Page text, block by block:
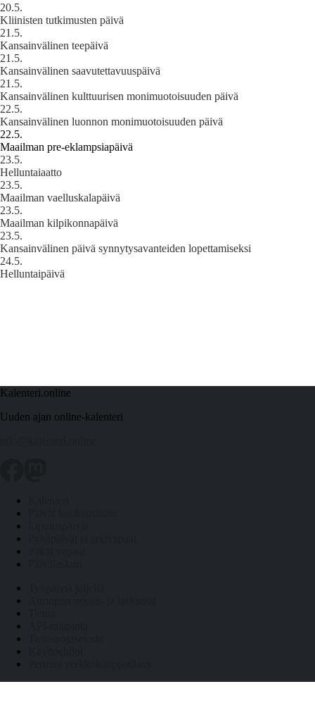
20.5.
Kliinisten tutkimusten päivä
21.5.
Kansainvälinen teepäivä
21.5.
Kansainvälinen saavutettavuuspäivä
21.5.
Kansainvälinen kulttuurisen monimuotoisuuden päivä
22.5.
Kansainvälinen luonnon monimuotoisuuden päivä
22.5.
Maailman pre-eklampsiapäivä
23.5.
Helluntaiaatto
23.5.
Maailman vaelluskalapäivä
23.5.
Maailman kilpikonnapäivä
23.5.
Kansainvälinen päivä synnytysavanteiden lopettamiseksi
24.5.
Helluntaipäivä
Kalenteri.online
Uuden ajan online-kalenteri